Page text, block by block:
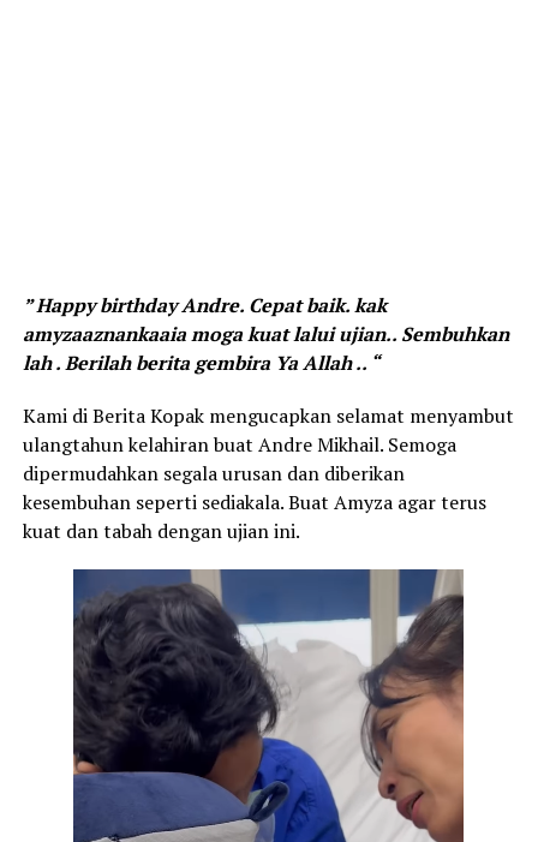
” Happy birthday Andre. Cepat baik. kak
amyzaaznankaaia moga kuat lalui ujian.. Sembuhkan
lah . Berilah berita gembira Ya Allah .. “
Kami di Berita Kopak mengucapkan selamat menyambut
ulangtahun kelahiran buat Andre Mikhail. Semoga
dipermudahkan segala urusan dan diberikan
kesembuhan seperti sediakala. Buat Amyza agar terus
kuat dan tabah dengan ujian ini.